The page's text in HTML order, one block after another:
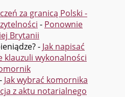
za granicą Polski -
- Ponownie
Brytanii
- Jak napisać
klauzuli wykonalności
- Jak wybrać komornika
z aktu notarialnego